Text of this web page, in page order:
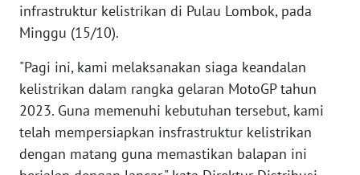
infrastruktur kelistrikan di Pulau Lombok, pada
Minggu (15/10).
"Pagi ini, kami melaksanakan siaga keandalan
kelistrikan dalam rangka gelaran MotoGP tahun
2023. Guna memenuhi kebutuhan tersebut, kami
telah mempersiapkan insfrastruktur kelistrikan
dengan matang guna memastikan balapan ini
DISCLAIMER
News
Regional
WN